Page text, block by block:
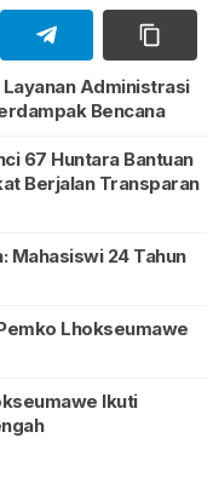
Administrasi
Bencana
67 Huntara Bantuan
Berjalan Transparan
Mahasiswi 24 Tahun
Lhokseumawe
Ikuti